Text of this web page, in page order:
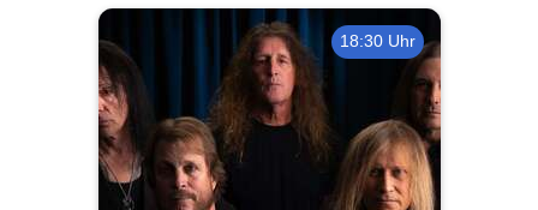
18:30 Uhr